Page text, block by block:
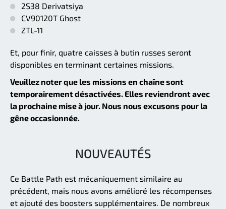
2S38 Derivatsiya
CV90120T Ghost
ZTL-11
Et, pour finir, quatre caisses à butin russes seront
disponibles en terminant certaines missions.
Veuillez noter que les missions en chaîne sont
temporairement désactivées. Elles reviendront avec
la prochaine mise à jour. Nous nous excusons pour la
gêne occasionnée.
NOUVEAUTÉS
Ce Battle Path est mécaniquement similaire au
précédent, mais nous avons amélioré les récompenses
et ajouté des boosters supplémentaires. De nombreux